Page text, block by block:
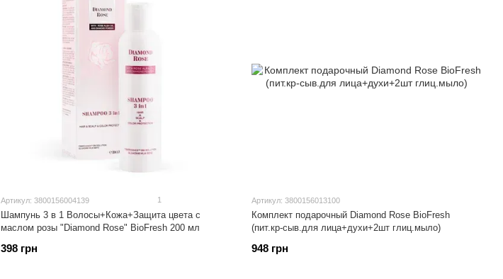
Артикул: 3800156004139 1
Шампунь 3 в 1 Волосы+Кожа+Защита цвета с
маслом розы "Diamond Rose" BioFresh 200 мл
398 грн
Артикул: 3800156013100
Комплект подарочный Diamond Rose BioFresh
(пит.кр-сыв.для лица+духи+2шт глиц.мыло)
948 грн